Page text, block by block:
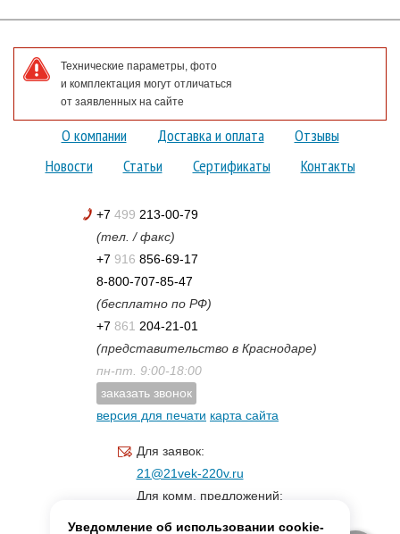
Технические параметры, фото
и комплектация могут отличаться
от заявленных на сайте
О компании Доставка и оплата
Отзывы
Новости
Статьи Сертификаты Контакты
+7 499 213-00-79
(тел. / факс)
+7 916 856-69-17
8-800-707-85-47
(бесплатно по РФ)
+7 861 204-21-01
(представительство в Краснодаре)
пн-пт. 9:00-18:00
заказать звонок
версия для печати карта сайта
Для заявок:
21@21vek-220v.ru
Для комм. предложений:
Уведомление об использовании cookie-